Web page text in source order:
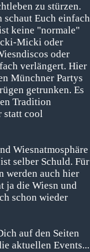
zu stürzen.
schaut Euch einfach
keine "normale"
Micki oder
oder
verlängert. Hier
Münchner Partys
getrunken. Es
Tradition
statt cool
Wiesnatmosphäre
selber Schuld. Für
werden auch hier
ja die Wiesn und
schon wieder
auf den Seiten
aktuellen Events...